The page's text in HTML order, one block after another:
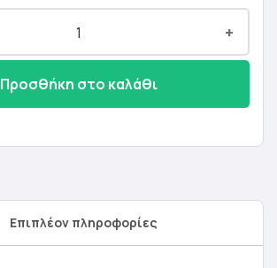
+
Προσθήκη στο καλάθι
Επιπλέον πληροφορίες